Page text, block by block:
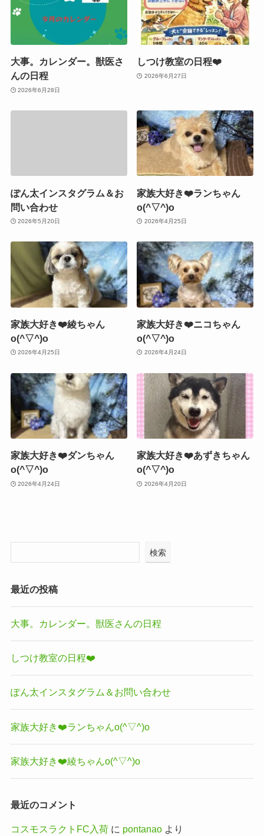
大事。カレンダー。獣医さ
んの日程
2026年6月28日
しつけ教室の日程❤️
2026年6月27日
ぽん太インスタグラム＆お
問い合わせ
2026年5月20日
家族大好き❤️ランちゃん
o(^▽^)o
2026年4月25日
家族大好き❤️綾ちゃん
o(^▽^)o
2026年4月25日
家族大好き❤️ニコちゃん
o(^▽^)o
2026年4月24日
家族大好き❤️ダンちゃん
o(^▽^)o
2026年4月24日
家族大好き❤️あずきちゃん
o(^▽^)o
2026年4月20日
検索
最近の投稿
大事。カレンダー。獣医さんの日程
しつけ教室の日程❤️
ぽん太インスタグラム＆お問い合わせ
家族大好き❤️ランちゃんo(^▽^)o
家族大好き❤️綾ちゃんo(^▽^)o
最近のコメント
コスモスラクトFC入荷に pontanaoより